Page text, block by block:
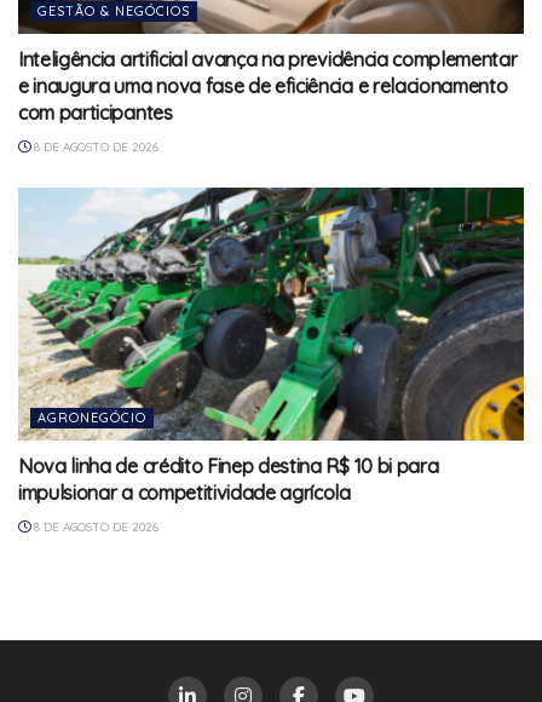
GESTÃO & NEGÓCIOS
Inteligência artificial avança na previdência complementar
e inaugura uma nova fase de eficiência e relacionamento
com participantes
8 DE AGOSTO DE 2026
AGRONEGÓCIO
Nova linha de crédito Finep destina R$ 10 bi para
impulsionar a competitividade agrícola
8 DE AGOSTO DE 2026